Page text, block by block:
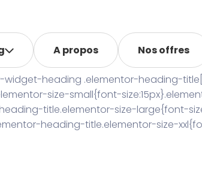
A propos Nos offres
heading .elementor-heading-
size-small{font-
title.elementor-size-large{font-
heading-title.elementor-size-